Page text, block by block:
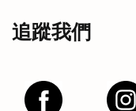
追蹤我們